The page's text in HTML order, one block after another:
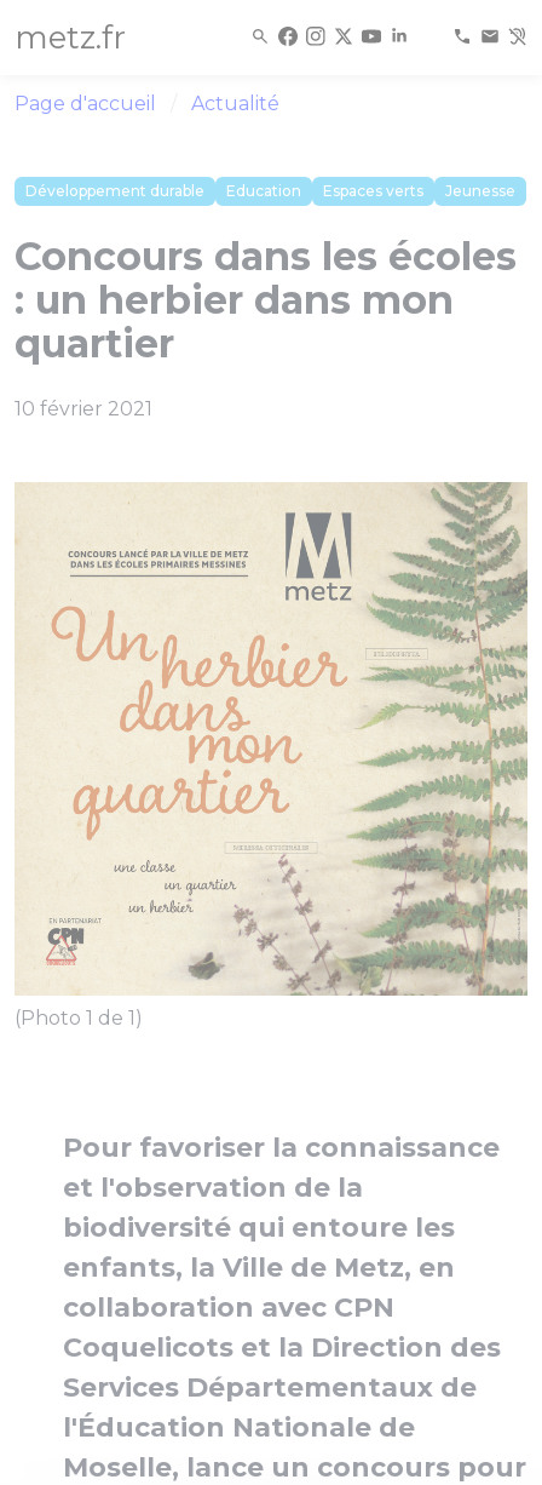
metz.fr
Page d'accueil Actualité
Développement durable Education Espaces verts Jeunesse
Concours dans les écoles
: un herbier dans mon
quartier
10 février 2021
(Photo 1 de 1)
Pour favoriser la connaissance
et l'observation de la
biodiversité qui entoure les
enfants, la Ville de Metz, en
collaboration avec CPN
Coquelicots et la Direction des
Services Départementaux de
l'Éducation Nationale de
Moselle, lance un concours pour